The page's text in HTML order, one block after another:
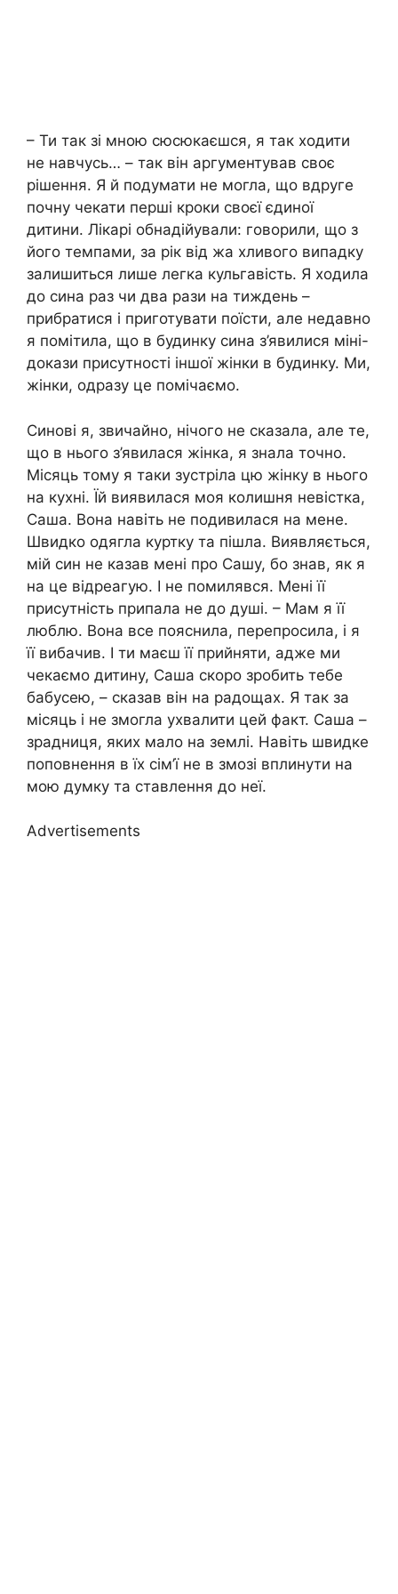
– Ти так зі мною сюсюкаєшся, я так ходити
не навчусь… – так він аргументував своє
рішення. Я й подумати не могла, що вдруге
почну чекати перші кроки своєї єдиної
дитини. Лікарі обнадійували: говорили, що з
його темпами, за рік від жа хливого випадку
залишиться лише легка кульгавість. Я ходила
до сина раз чи два рази на тиждень –
прибратися і приготувати поїсти, але недавно
я помітила, що в будинку сина з’явилися міні-
докази присутності іншої жінки в будинку. Ми,
жінки, одразу це помічаємо.
Синові я, звичайно, нічого не сказала, але те,
що в нього з’явилася жінка, я знала точно.
Місяць тому я таки зустріла цю жінку в нього
на кухні. Їй виявилася моя колишня невістка,
Саша. Вона навіть не подивилася на мене.
Швидко одягла куртку та пішла. Виявляється,
мій син не казав мені про Сашу, бо знав, як я
на це відреагую. І не помилявся. Мені її
присутність припала не до душі. – Мам я її
люблю. Вона все пояснила, перепросила, і я
її вибачив. І ти маєш її прийняти, адже ми
чекаємо дитину, Саша скоро зробить тебе
бабусею, – сказав він на радощах. Я так за
місяць і не змогла ухвалити цей факт. Саша –
зрадниця, яких мало на землі. Навіть швидке
поповнення в їх сім’ї не в змозі вплинути на
мою думку та ставлення до неї.
Advertisements